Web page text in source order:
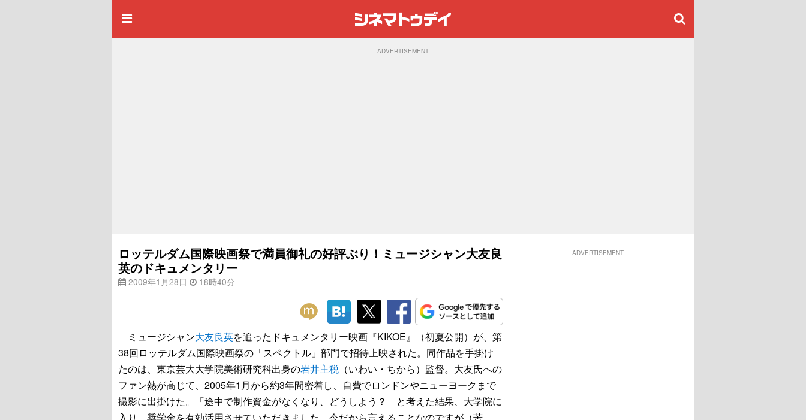
ADVERTISEMENT
ロッテルダム国際映画祭で満員御礼の好評ぶり！ミュージシャン大友良
英のドキュメンタリー
2009年1月28日 18時40分
ミュージシャン大友良英を追ったドキュメンタリー映画『KIKOE』（初夏公開）が、第
38回ロッテルダム国際映画祭の「スペクトル」部門で招待上映された。同作品を手掛け
たのは、東京芸大大学院美術研究科出身の岩井主税 （いわい・ちから）監督。大友氏への
ファン熱が高じて、2005年1月から約3年間密着し、自費でロンドンやニューヨークまで
撮影に出掛けた。「途中で制作資金がなくなり、どうしよう？ と考えた結果、大学院に
ADVERTISEMENT